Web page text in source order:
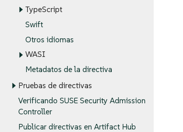
TypeScript
Swift
Otros idiomas
WASI
Metadatos de la directiva
Pruebas de directivas
Verificando SUSE Security Admission
Controller
Publicar directivas en Artifact Hub